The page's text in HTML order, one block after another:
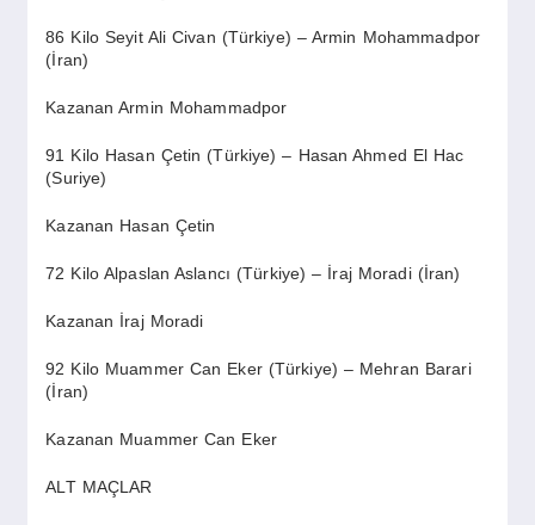
86 Kilo Seyit Ali Civan (Türkiye) – Armin Mohammadpor
(İran)
Kazanan Armin Mohammadpor
91 Kilo Hasan Çetin (Türkiye) – Hasan Ahmed El Hac
(Suriye)
Kazanan Hasan Çetin
72 Kilo Alpaslan Aslancı (Türkiye) – İraj Moradi (İran)
Kazanan İraj Moradi
92 Kilo Muammer Can Eker (Türkiye) – Mehran Barari
(İran)
Kazanan Muammer Can Eker
ALT MAÇLAR